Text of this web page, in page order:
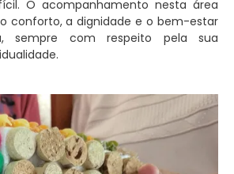
O acompanhamento nesta área
conforto, a dignidade e o bem-estar
sempre com respeito pela sua